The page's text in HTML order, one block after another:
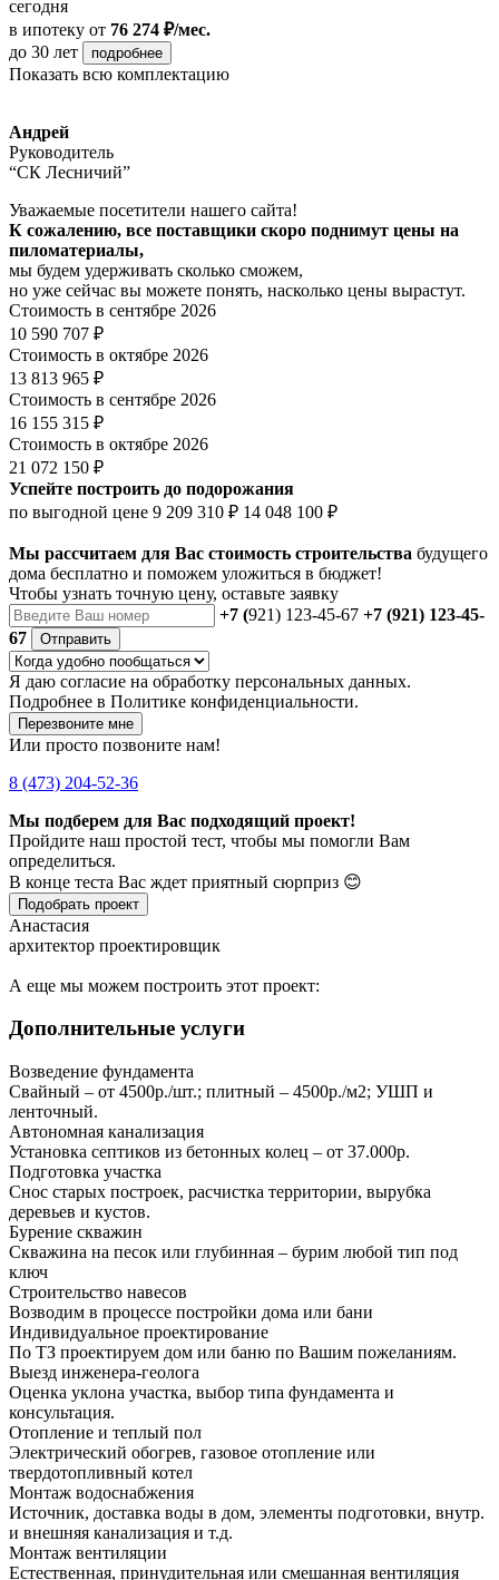
сегодня
в ипотеку от 76 274 ₽/мес.
до 30 лет
подробнее
Показать всю комплектацию
Андрей
Руководитель
“СК Лесничий”
Уважаемые посетители нашего сайта!
К сожалению, все поставщики скоро поднимут цены на
пиломатериалы,
мы будем удерживать сколько сможем,
но уже сейчас вы можете понять, насколько цены вырастут.
Стоимость в сентябре 2026
10 590 707 ₽
Стоимость в октябре 2026
13 813 965 ₽
Стоимость в сентябре 2026
16 155 315 ₽
Стоимость в октябре 2026
21 072 150 ₽
Успейте построить до подорожания
по выгодной цене 9 209 310 ₽ 14 048 100 ₽
Мы рассчитаем для Вас стоимость строительства будущего
дома бесплатно и поможем уложиться в бюджет!
Чтобы узнать точную цену, оставьте заявку
+7 (921) 123-45-67 +7 (921) 123-45-
67
Отправить
Я даю согласие на обработку персональных данных.
Подробнее в Политике конфиденциальности.
Перезвоните мне
Или просто позвоните нам!
8 (473) 204-52-36
Мы подберем для Вас подходящий проект!
Пройдите наш простой тест, чтобы мы помогли Вам
определиться.
В конце теста Вас ждет приятный сюрприз 😊
Подобрать проект
Анастасия
архитектор проектировщик
А еще мы можем построить этот проект:
Дополнительные услуги
Возведение фундамента
Свайный – от 4500р./шт.; плитный – 4500р./м2; УШП и
ленточный.
Автономная канализация
Установка септиков из бетонных колец – от 37.000р.
Подготовка участка
Снос старых построек, расчистка территории, вырубка
деревьев и кустов.
Бурение скважин
Скважина на песок или глубинная – бурим любой тип под
ключ
Строительство навесов
Возводим в процессе постройки дома или бани
Индивидуальное проектирование
По ТЗ проектируем дом или баню по Вашим пожеланиям.
Выезд инженера-геолога
Оценка уклона участка, выбор типа фундамента и
консультация.
Отопление и теплый пол
Электрический обогрев, газовое отопление или
твердотопливный котел
Монтаж водоснабжения
Источник, доставка воды в дом, элементы подготовки, внутр.
и внешняя канализация и т.д.
Монтаж вентиляции
Естественная, принудительная или смешанная вентиляция